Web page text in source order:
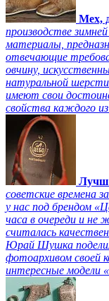
Мех,
производстве
материалы,
отвечающие
овчину,
натуральной шерсти
имеют свои
свойства каждого
советские времена
у нас под брендом
часа в очереди и не
считалась
Юрай Шушка
фотоархивом своей
интересные модели